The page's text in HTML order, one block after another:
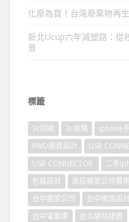
化廢為寶！台灣廢棄物再
新北Ucup六年減塑路：從
景
標籤
3c回收 3c收購 iphone
RWD網頁設計
USB
USB CONNECTOR
二手
包裝設計
南投搬家公司費用
台中搬家公司
台中網頁設
台中電動車
台北網站建置